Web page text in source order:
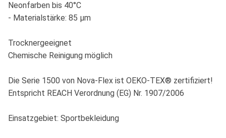
Neonfarben bis 40°C
- Materialstärke: 85 µm
Trocknergeeignet
Chemische Reinigung möglich
Die Serie 1500 von Nova-Flex ist OEKO-TEX® zertifiziert!
Entspricht REACH Verordnung (EG) Nr. 1907/2006
Einsatzgebiet: Sportbekleidung